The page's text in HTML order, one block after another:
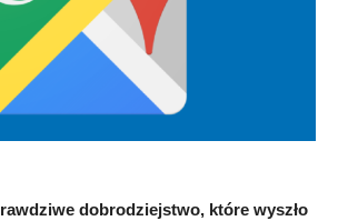
dobrodziejstwo, które wyszło